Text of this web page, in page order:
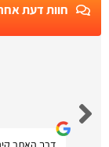
חוות דעת